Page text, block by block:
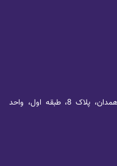
تهران، کارگرشمالی، روبروی پارک لاله، کوچه همدان، پلاک 8، طبقه اول، واحد